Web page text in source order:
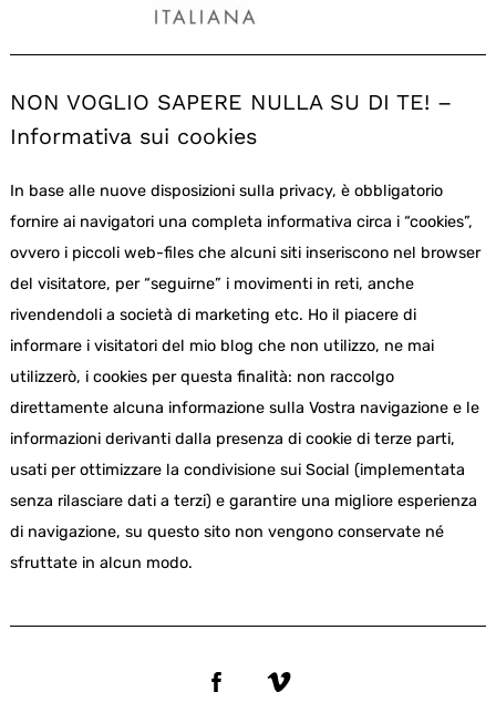
NON VOGLIO SAPERE NULLA SU DI TE! –
Informativa sui cookies
In base alle nuove disposizioni sulla privacy, è obbligatorio
fornire ai navigatori una completa informativa circa i “cookies”,
ovvero i piccoli web-files che alcuni siti inseriscono nel browser
del visitatore, per “seguirne” i movimenti in reti, anche
rivendendoli a società di marketing etc. Ho il piacere di
informare i visitatori del mio blog che non utilizzo, ne mai
utilizzerò, i cookies per questa finalità: non raccolgo
direttamente alcuna informazione sulla Vostra navigazione e le
informazioni derivanti dalla presenza di cookie di terze parti,
usati per ottimizzare la condivisione sui Social (implementata
senza rilasciare dati a terzi) e garantire una migliore esperienza
di navigazione, su questo sito non vengono conservate né
sfruttate in alcun modo.